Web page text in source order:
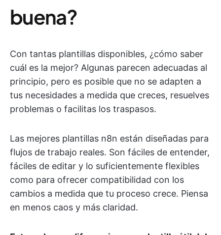
buena?
Con tantas plantillas disponibles, ¿cómo saber
cuál es la mejor? Algunas parecen adecuadas al
principio, pero es posible que no se adapten a
tus necesidades a medida que creces, resuelves
problemas o facilitas los traspasos.
Las mejores plantillas n8n están diseñadas para
flujos de trabajo reales. Son fáciles de entender,
fáciles de editar y lo suficientemente flexibles
como para ofrecer compatibilidad con los
cambios a medida que tu proceso crece. Piensa
en menos caos y más claridad.